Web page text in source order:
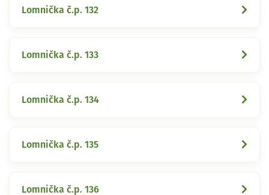
Lomnička č.p. 132
Lomnička č.p. 133
Lomnička č.p. 134
Lomnička č.p. 135
Lomnička č.p. 136